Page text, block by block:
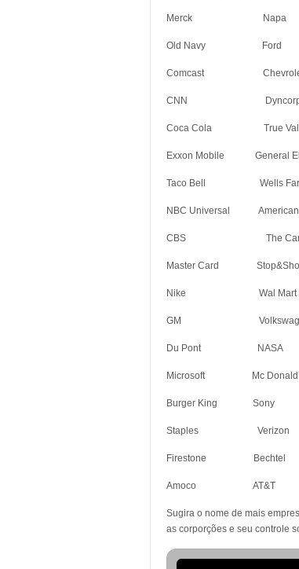
Merck Napa
Old Navy Ford
Comcast
CNN
Coca Cola
Exxon Mobile
Taco Bell Wells
NBC Universal American
CBS The
Master Card
Nike Wal
GM Volkswagen
Du Pont
Microsoft Mc
Burger King
Staples
Firestone
Amoco
Sugira o nome de mais
as corporções e seu controle